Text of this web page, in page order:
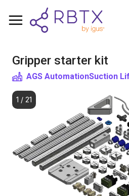
Gripper starter kit
AGS AutomationSuction
1 / 21
Shopping Cart
Browse the